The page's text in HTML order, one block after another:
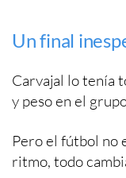
Un final
Carvajal lo tenía
y peso en el
Pero el fútbol no
ritmo, todo